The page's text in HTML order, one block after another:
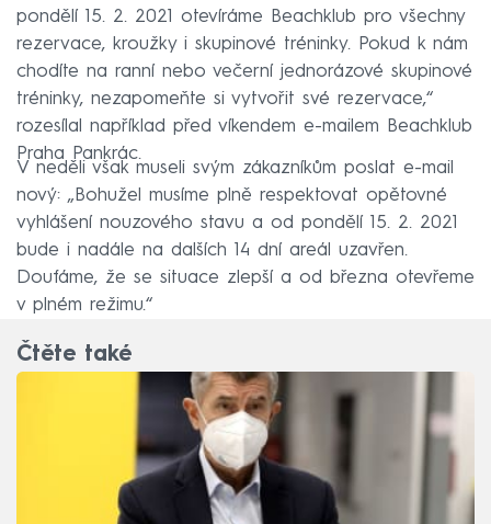
pondělí 15. 2. 2021 otevíráme Beachklub pro všechny
rezervace, kroužky i skupinové tréninky. Pokud k nám
chodíte na ranní nebo večerní jednorázové skupinové
tréninky, nezapomeňte si vytvořit své rezervace,“
rozesílal například před víkendem e-mailem Beachklub
Praha Pankrác.
V neděli však museli svým zákazníkům poslat e-mail
nový: „Bohužel musíme plně respektovat opětovné
vyhlášení nouzového stavu a od pondělí 15. 2. 2021
bude i nadále na dalších 14 dní areál uzavřen.
Doufáme, že se situace zlepší a od března otevřeme
v plném režimu.“
Čtěte také